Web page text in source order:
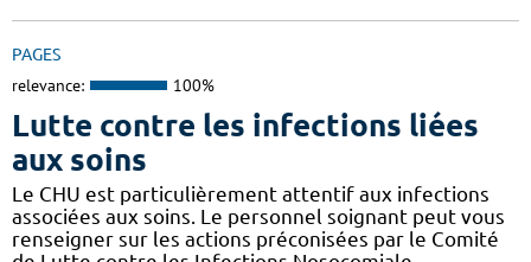
PAGES
relevance: 100%
Lutte contre les infections liées
aux soins
Le CHU est particulièrement attentif aux infections
associées aux soins. Le personnel soignant peut vous
renseigner sur les actions préconisées par le Comité